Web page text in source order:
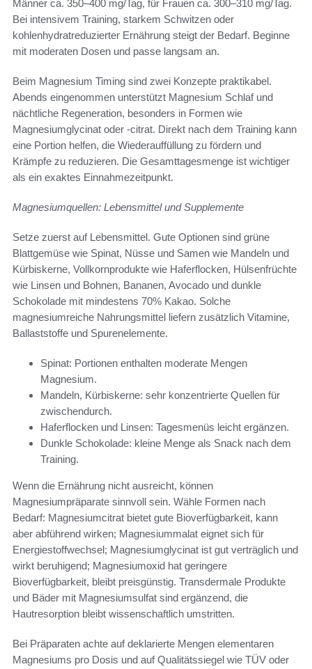
Männer ca. 350–400 mg/Tag, für Frauen ca. 300–310 mg/Tag.
Bei intensivem Training, starkem Schwitzen oder
kohlenhydratreduzierter Ernährung steigt der Bedarf. Beginne
mit moderaten Dosen und passe langsam an.
Beim Magnesium Timing sind zwei Konzepte praktikabel.
Abends eingenommen unterstützt Magnesium Schlaf und
nächtliche Regeneration, besonders in Formen wie
Magnesiumglycinat oder -citrat. Direkt nach dem Training kann
eine Portion helfen, die Wiederauffüllung zu fördern und
Krämpfe zu reduzieren. Die Gesamttagesmenge ist wichtiger
als ein exaktes Einnahmezeitpunkt.
Magnesiumquellen: Lebensmittel und Supplemente
Setze zuerst auf Lebensmittel. Gute Optionen sind grüne
Blattgemüse wie Spinat, Nüsse und Samen wie Mandeln und
Kürbiskerne, Vollkornprodukte wie Haferflocken, Hülsenfrüchte
wie Linsen und Bohnen, Bananen, Avocado und dunkle
Schokolade mit mindestens 70% Kakao. Solche
magnesiumreiche Nahrungsmittel liefern zusätzlich Vitamine,
Ballaststoffe und Spurenelemente.
Spinat: Portionen enthalten moderate Mengen
Magnesium.
Mandeln, Kürbiskerne: sehr konzentrierte Quellen für
zwischendurch.
Haferflocken und Linsen: Tagesmenüs leicht ergänzen.
Dunkle Schokolade: kleine Menge als Snack nach dem
Training.
Wenn die Ernährung nicht ausreicht, können
Magnesiumpräparate sinnvoll sein. Wähle Formen nach
Bedarf: Magnesiumcitrat bietet gute Bioverfügbarkeit, kann
aber abführend wirken; Magnesiummalat eignet sich für
Energiestoffwechsel; Magnesiumglycinat ist gut verträglich und
wirkt beruhigend; Magnesiumoxid hat geringere
Bioverfügbarkeit, bleibt preisgünstig. Transdermale Produkte
und Bäder mit Magnesiumsulfat sind ergänzend, die
Hautresorption bleibt wissenschaftlich umstritten.
Bei Präparaten achte auf deklarierte Mengen elementaren
Magnesiums pro Dosis und auf Qualitätssiegel wie TÜV oder